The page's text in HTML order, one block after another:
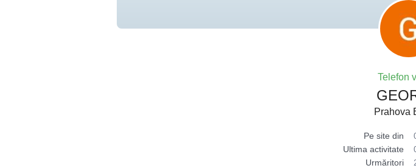
Telefon
Prahova
Pe site din
Ultima activitate
Urmăritori